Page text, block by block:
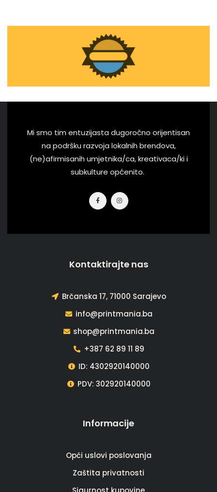
Mi smo tim entuzijasta dugoročno orijentisan
na podršku razvoja lokalnih brendova,
(ne)afirmisanih umjetnika/ca, kreativaca/ki i
subkulture općenito.
Kontaktirajte nas
Brčanska 17, 71000 Sarajevo
info@printmania.ba
shop@printmania.ba
+387 62 89 11 89
ID: 4302920140000
PDV: 302920140000
Informacije
Opći uslovi poslovanja
Zaštita privatnosti